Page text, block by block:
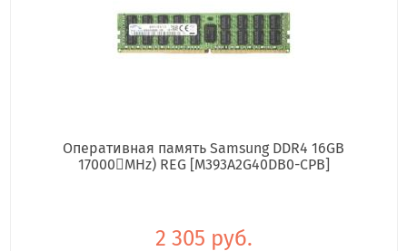
Оперативная память Samsung DDR4 16GB
17000񢋕MHz) REG [M393A2G40DB0-CPB]
2 305 руб.